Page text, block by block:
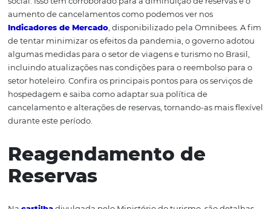
Com o avanço da pandemia no país, uma das principais
recomendações das autoridades competentes para
disseminação do vírus é evitar aglomerações e o
social. Isso tem corroborado para a diminuição de
aumento de cancelamentos como podemos ver nos
Indicadores de Mercado , disponibilizado pela
de tentar minimizar os efeitos da pandemia, o governo
incluindo atualizações nas condições para o reembolso
setor hoteleiro. Confira os principais pontos para os
hospedagem e saiba como adaptar sua política de